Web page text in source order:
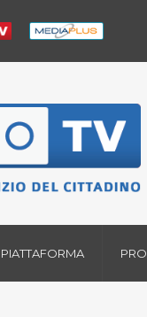
PIATTAFORMA